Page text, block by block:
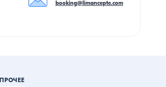
booking@limancepte.com
ПРОЧЕЕ